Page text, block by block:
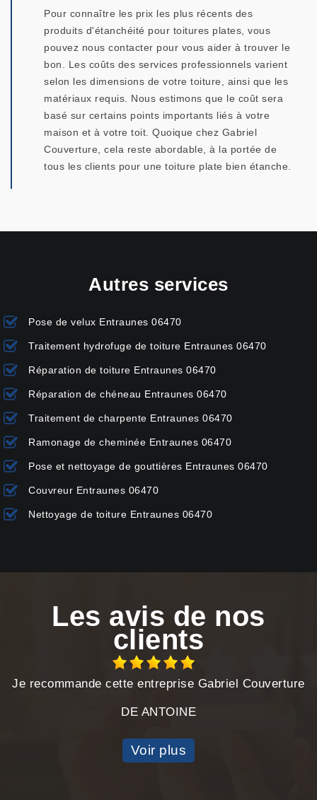
Pour connaître les prix les plus récents des
produits d'étanchéité pour toitures plates, vous
pouvez nous contacter pour vous aider à trouver le
bon. Les coûts des services professionnels varient
selon les dimensions de votre toiture, ainsi que les
matériaux requis. Nous estimons que le coût sera
basé sur certains points importants liés à votre
maison et à votre toit. Quoique chez Gabriel
Couverture, cela reste abordable, à la portée de
tous les clients pour une toiture plate bien étanche.
Autres services
Pose de velux Entraunes 06470
Traitement hydrofuge de toiture Entraunes 06470
Réparation de toiture Entraunes 06470
Réparation de chéneau Entraunes 06470
Traitement de charpente Entraunes 06470
Ramonage de cheminée Entraunes 06470
Pose et nettoyage de gouttières Entraunes 06470
Couvreur Entraunes 06470
Nettoyage de toiture Entraunes 06470
Les avis de nos
clients
Je recommande cette entreprise Gabriel Couverture
DE ANTOINE
Voir plus